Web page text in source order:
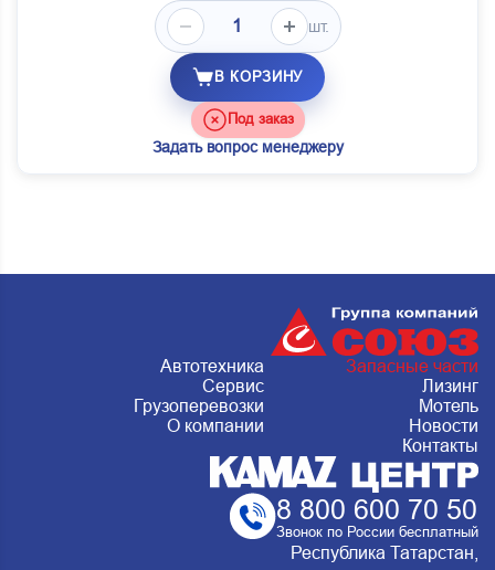
шт.
В КОРЗИНУ
Под заказ
Задать вопрос менеджеру
Автотехника
Запасные части
Сервис
Лизинг
Грузоперевозки
Мотель
О компании
Новости
Контакты
8 800 600 70 50
Звонок по России бесплатный
Республика Татарстан,